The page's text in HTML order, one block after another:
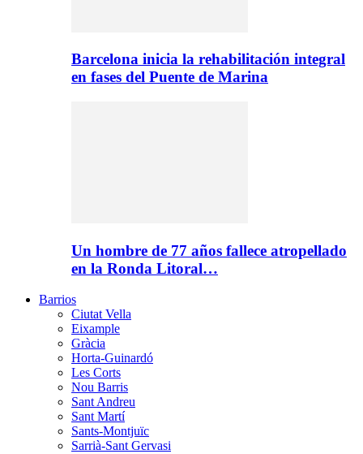
Barcelona inicia la rehabilitación integral
en fases del Puente de Marina
Un hombre de 77 años fallece atropellado
en la Ronda Litoral…
Barrios
Ciutat Vella
Eixample
Gràcia
Horta-Guinardó
Les Corts
Nou Barris
Sant Andreu
Sant Martí
Sants-Montjuïc
Sarrià-Sant Gervasi